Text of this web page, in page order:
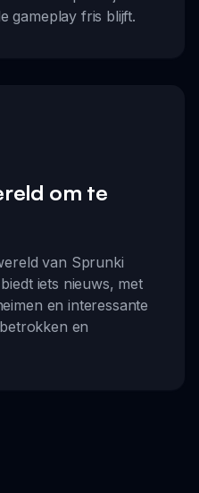
gameplay fris blijft.
om te
van Sprunki
iets nieuws, met
en interessante
en